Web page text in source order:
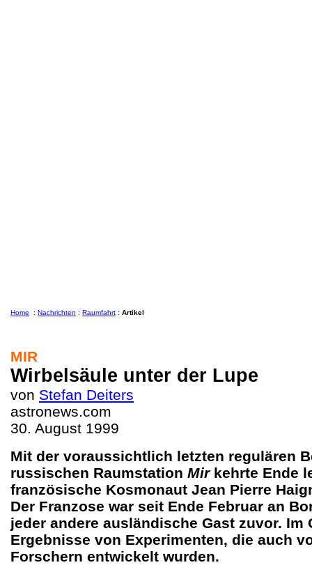
Home : Nachrichten : Raumfahrt : Artikel
MIR
Wirbelsäule unter der Lupe
von Stefan Deiters
astronews.com
30. August 1999
Mit der voraussichtlich letzten regulären
russischen Raumstation Mirkehrte Ende
französische Kosmonaut Jean Pierre
Der Franzose war seit Ende Februar an
jeder andere ausländische Gast zuvor. Im
Ergebnisse von Experimenten, die auch
Forschern entwickelt wurden.